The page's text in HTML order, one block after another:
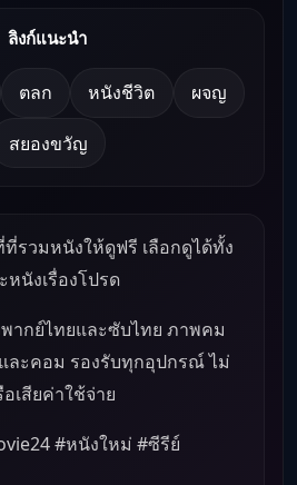
ลิงก์แนะนำ
ตลก หนังชีวิต ผจญ
สยองขวัญ
รวมหนังให้ดูฟรี เลือกดูได้ทั้ง
นังเรื่องโปรด
ากย์ไทยและซับไทย ภาพคม
ละคอม รองรับทุกอุปกรณ์ ไม่
เสียค่าใช้จ่าย
#หนังใหม่ #ซีรีย์